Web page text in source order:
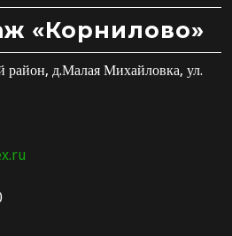
«Корнилово»
район, д.Малая Михайловка, ул.